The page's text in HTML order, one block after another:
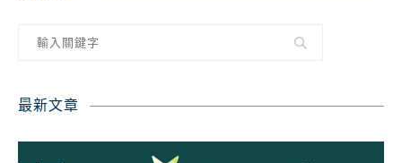
最新文章